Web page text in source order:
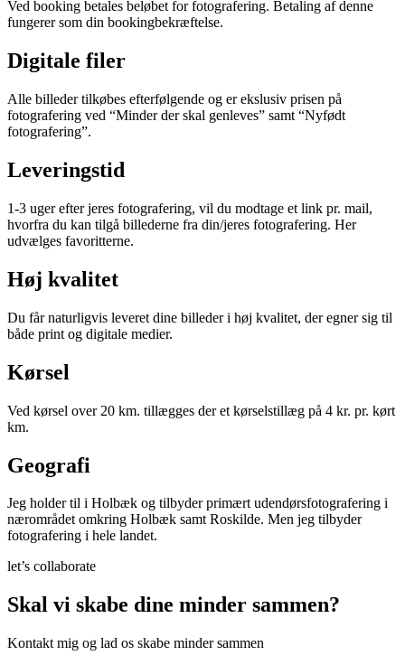
Ved booking betales beløbet for fotografering. Betaling af denne
fungerer som din bookingbekræftelse.
Digitale filer
Alle billeder tilkøbes efterfølgende og er ekslusiv prisen på
fotografering ved “Minder der skal genleves” samt “Nyfødt
fotografering”.
Leveringstid
1-3 uger efter jeres fotografering, vil du modtage et link pr. mail,
hvorfra du kan tilgå billederne fra din/jeres fotografering. Her
udvælges favoritterne.
Høj kvalitet
Du får naturligvis leveret dine billeder i høj kvalitet, der egner sig til
både print og digitale medier.
Kørsel
Ved kørsel over 20 km. tillægges der et kørselstillæg på 4 kr. pr. kørt
km.
Geografi
Jeg holder til i Holbæk og tilbyder primært udendørsfotografering i
nærområdet omkring Holbæk samt Roskilde. Men jeg tilbyder
fotografering i hele landet.
let’s collaborate
Skal vi skabe dine minder sammen?
Kontakt mig og lad os skabe minder sammen